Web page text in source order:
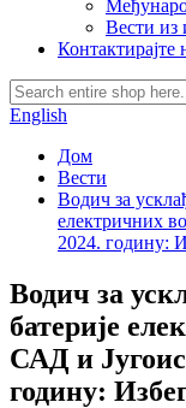
Вести из
Контактирајте
English
Дом
Вести
Водич за
електричних
2024. годину:
Водич за
батерије
САД и
годину: